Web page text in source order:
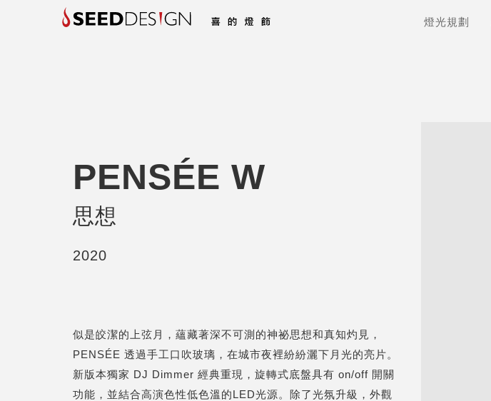
燈光規劃
PENSÉE W
思想
2020
似是皎潔的上弦月，蘊藏著深不可測的神祕思想和真知灼見，
PENSÉE 透過手工口吹玻璃，在城市夜裡紛紛灑下月光的亮片。
新版本獨家 DJ Dimmer 經典重現，旋轉式底盤具有 on/off 開關
功能，並結合高演色性低色溫的LED光源。除了光氛升級，外觀